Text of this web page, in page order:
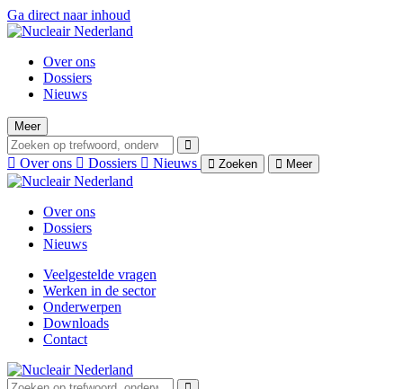
Ga direct naar inhoud
Over ons
Dossiers
Nieuws
Meer
Over ons Dossiers Nieuws Zoeken Meer
Over ons
Dossiers
Nieuws
Veelgestelde vragen
Werken in de sector
Onderwerpen
Downloads
Contact